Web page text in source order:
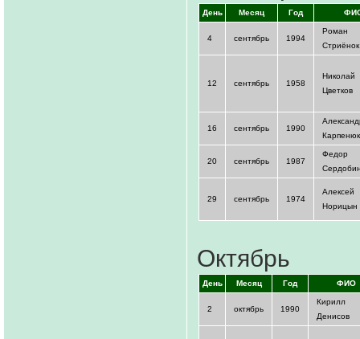
День Месяц Год
4 сентябрь 1994
Роман
Стриёнок
12 сентябрь 1958
Николай
Цветков
16 сентябрь 1990
Карпенюк
20 сентябрь 1987
Федор
29 сентябрь 1974
Алексей
Норицын
Октябрь
День Месяц Год ФИО
2 октябрь 1990
Кирилл
Денисов